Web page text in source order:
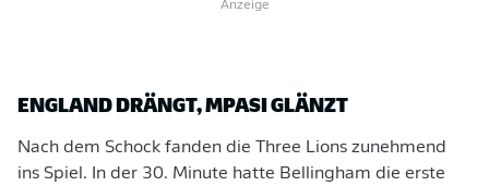
Anzeige
ENGLAND DRÄNGT, MPASI GLÄNZT
Nach dem Schock fanden die Three Lions zunehmend
ins Spiel. In der 30. Minute hatte Bellingham die erste